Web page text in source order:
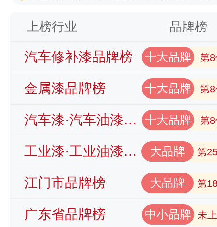
上榜行业 品牌榜
汽车修补漆品牌榜 十大品牌 第8
金属漆品牌榜 十大品牌 第8
汽车漆·汽车油漆品牌榜 十大品牌 第8
工业漆·工业油漆品牌榜 大品牌 第
江门市品牌榜 大品牌 第
广东省品牌榜 中小品牌 未